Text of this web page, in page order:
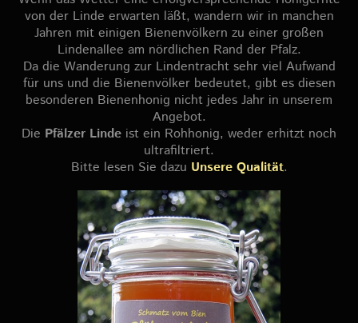
von der Linde erwarten läßt, wandern wir in manchen
Jahren mit einigen Bienenvölkern zu einer großen
Lindenallee am nördlichen Rand der Pfalz.
Da die Wanderung zur Lindentracht sehr viel Aufwand
für uns und die Bienenvölker bedeutet, gibt es diesen
besonderen Bienenhonig nicht jedes Jahr in unserem
Angebot.
Die Pfälzer Linde ist ein Rohhonig, weder erhitzt noch
ultrafiltriert.
Bitte lesen Sie dazu Unsere Qualität.